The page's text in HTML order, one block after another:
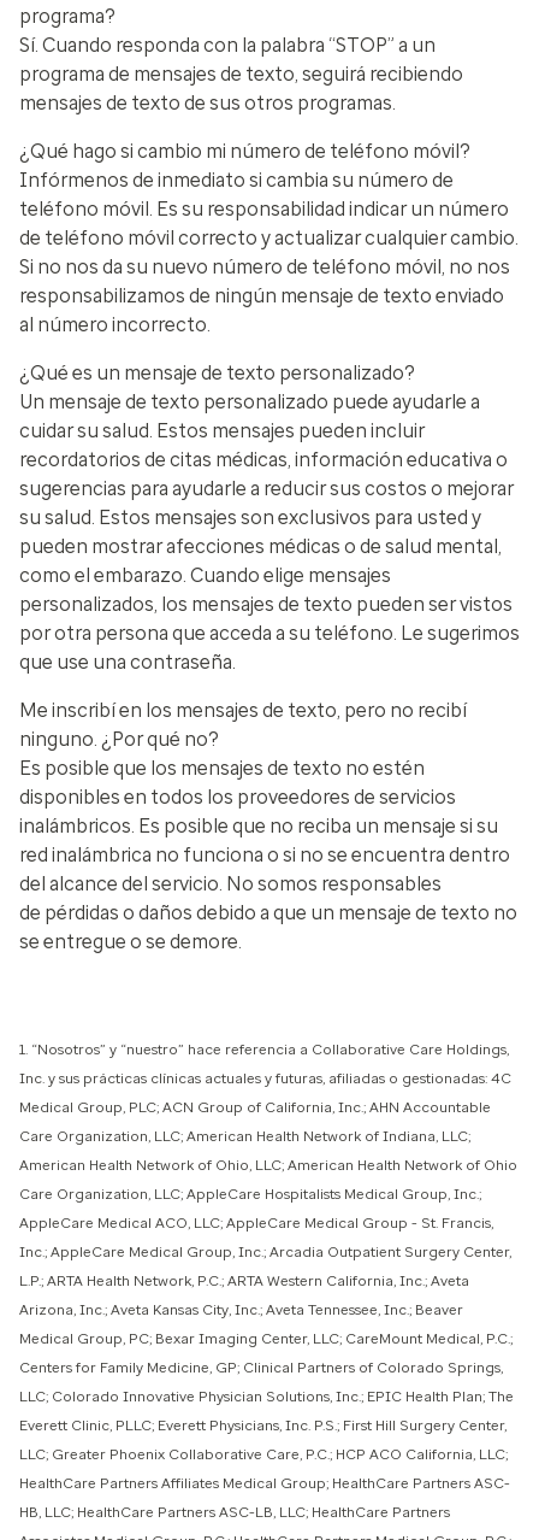
programa?
Sí. Cuando responda con la palabra “STOP” a un
programa de mensajes de texto, seguirá recibiendo
mensajes de texto de sus otros programas.
¿Qué hago si cambio mi número de teléfono móvil?
Infórmenos de inmediato si cambia su número de
teléfono móvil. Es su responsabilidad indicar un número
de teléfono móvil correcto y actualizar cualquier cambio.
Si no nos da su nuevo número de teléfono móvil, no nos
responsabilizamos de ningún mensaje de texto enviado
al número incorrecto.
¿Qué es un mensaje de texto personalizado?
Un mensaje de texto personalizado puede ayudarle a
cuidar su salud. Estos mensajes pueden incluir
recordatorios de citas médicas, información educativa o
sugerencias para ayudarle a reducir sus costos o mejorar
su salud. Estos mensajes son exclusivos para usted y
pueden mostrar afecciones médicas o de salud mental,
como el embarazo. Cuando elige mensajes
personalizados, los mensajes de texto pueden ser vistos
por otra persona que acceda a su teléfono. Le sugerimos
que use una contraseña.
Me inscribí en los mensajes de texto, pero no recibí
ninguno. ¿Por qué no?
Es posible que los mensajes de texto no estén
disponibles en todos los proveedores de servicios
inalámbricos. Es posible que no reciba un mensaje si su
red inalámbrica no funciona o si no se encuentra dentro
del alcance del servicio. No somos responsables
de pérdidas o daños debido a que un mensaje de texto no
se entregue o se demore.
1. “Nosotros” y “nuestro” hace referencia a Collaborative Care Holdings,
Inc. y sus prácticas clínicas actuales y futuras, afiliadas o gestionadas: 4C
Medical Group, PLC; ACN Group of California, Inc.; AHN Accountable
Care Organization, LLC; American Health Network of Indiana, LLC;
American Health Network of Ohio, LLC; American Health Network of Ohio
Care Organization, LLC; AppleCare Hospitalists Medical Group, Inc.;
AppleCare Medical ACO, LLC; AppleCare Medical Group - St. Francis,
Inc.; AppleCare Medical Group, Inc.; Arcadia Outpatient Surgery Center,
L.P.; ARTA Health Network, P.C.; ARTA Western California, Inc.; Aveta
Arizona, Inc.; Aveta Kansas City, Inc.; Aveta Tennessee, Inc.; Beaver
Medical Group, PC; Bexar Imaging Center, LLC; CareMount Medical, P.C.;
Centers for Family Medicine, GP; Clinical Partners of Colorado Springs,
LLC; Colorado Innovative Physician Solutions, Inc.; EPIC Health Plan; The
Everett Clinic, PLLC; Everett Physicians, Inc. P.S.; First Hill Surgery Center,
LLC; Greater Phoenix Collaborative Care, P.C.; HCP ACO California, LLC;
HealthCare Partners Affiliates Medical Group; HealthCare Partners ASC-
HB, LLC; HealthCare Partners ASC-LB, LLC; HealthCare Partners